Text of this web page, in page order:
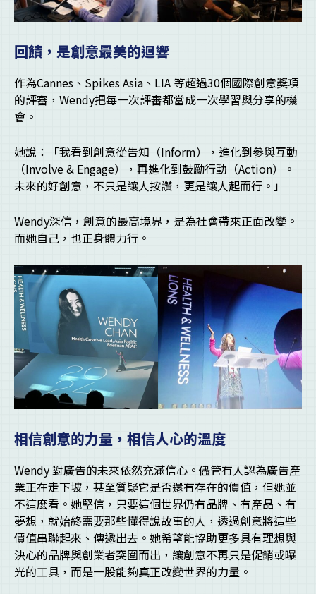
回饋，是創意最美的迴響
作為Cannes、Spikes Asia、LIA 等超過30個國際創意獎項
的評審，Wendy把每一次評審都當成一次學習與分享的機
會。
她說：「我看到創意從告知（Inform），進化到參與互動
（Involve & Engage），再進化到鼓勵行動（Action）。
未來的好創意，不只是讓人按讚，更是讓人起而行。」
Wendy深信，創意的最高境界，是為社會帶來正面改變。
而她自己，也正身體力行。
相信創意的力量，相信人心的溫度
Wendy 對廣告的未來依然充滿信心。儘管有人認為廣告產
業正在走下坡，甚至質疑它是否還有存在的價值，但她並
不這麼看。她堅信，只要這個世界仍有品牌、有產品、有
夢想，就始終需要那些懂得說故事的人，透過創意將這些
價值串聯起來、傳遞出去。她希望能協助更多具有理想與
決心的品牌與創業者突圍而出，讓創意不再只是促銷或曝
光的工具，而是一股能夠真正改變世界的力量。